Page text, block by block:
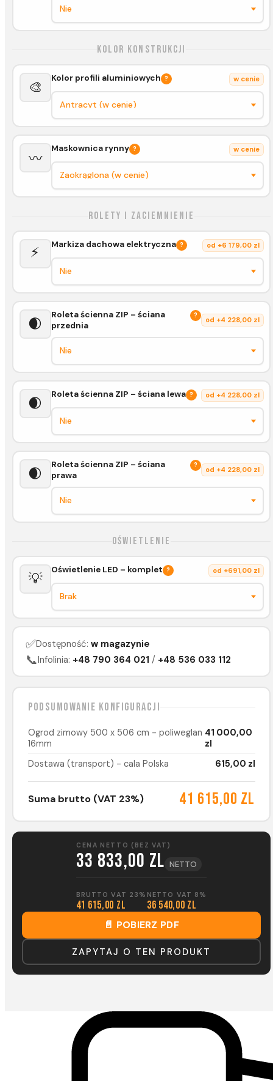
Kolor konstrukcji
🎨
Kolor profili aluminiowych ? w cenie
〰️
Maskownica rynny ? w cenie
Rolety i zaciemnienie
⚡ Markiza dachowa elektryczna ? od +6 179,00 zl
🌒
Roleta ścienna ZIP – ściana
przednia
?
od +4 228,00 zl
🌒
Roleta ścienna ZIP – ściana lewa ? od +4 228,00 zl
🌒
Roleta ścienna ZIP – ściana
prawa
?
od +4 228,00 zl
Oświetlenie
💡
Oświetlenie LED – komplet ? od +691,00 zl
✅Dostępność: w magazynie
📞Infolinia: +48 790 364 021 / +48 536 033 112
Podsumowanie konfiguracji
Ogrod zimowy 500 x 506 cm - poliweglan
16mm
41 000,00
zl
Dostawa (transport) - cala Polska
615,00 zl
Suma brutto (VAT 23%) 41 615,00 zl
CENA NETTO (BEZ VAT)
33 833,00 zl NETTO
BRUTTO VAT 23%
41 615,00 zl
NETTO VAT 8%
36 540,00 zl
📄 POBIERZ PDF
ZAPYTAJ O TEN PRODUKT